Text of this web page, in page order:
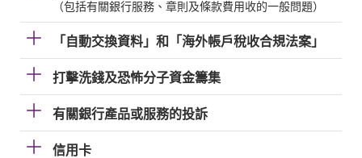
（包括有關銀行服務、章則及條款費用收的一般問題）
「自動交換資料」和「海外帳戶稅收合規法案」
打擊洗錢及恐怖分子資金籌集
有關銀行產品或服務的投訴
信用卡